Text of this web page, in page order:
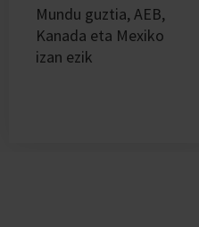
Mundu guztia, AEB,
Kanada eta Mexiko
izan ezik